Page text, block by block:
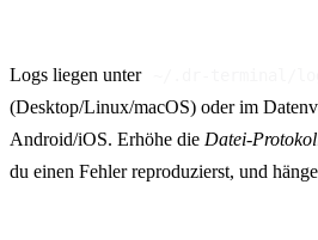
Logs liegen unter
(Desktop/Linux/macOS) oder im
Android/iOS. Erhöhe die Datei-
du einen Fehler reproduzierst, und